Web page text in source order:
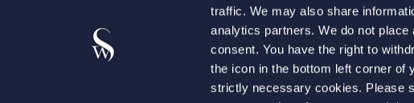
traffic. We may also share
analytics partners. We do not
consent. You have the right to
the icon in the bottom left corner of
strictly necessary cookies. Please
Advokattiteln garanterar ett unikt skydd för klienten: lojalitet,